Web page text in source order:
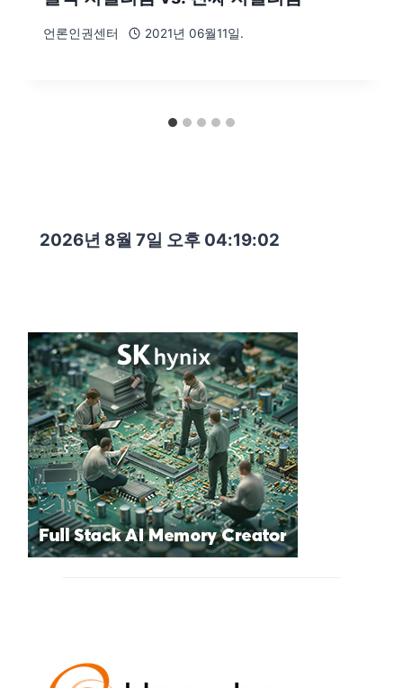
언론인권센터 2021년 06월11일.
2026년 8월 7일 오후 04:19:03